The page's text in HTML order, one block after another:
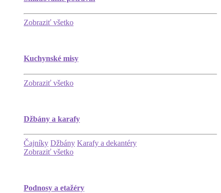
Zobraziť všetko
Kuchynské misy
Zobraziť všetko
Džbány a karafy
Čajníky Džbány Karafy a dekantéry
Zobraziť všetko
Podnosy a etažéry